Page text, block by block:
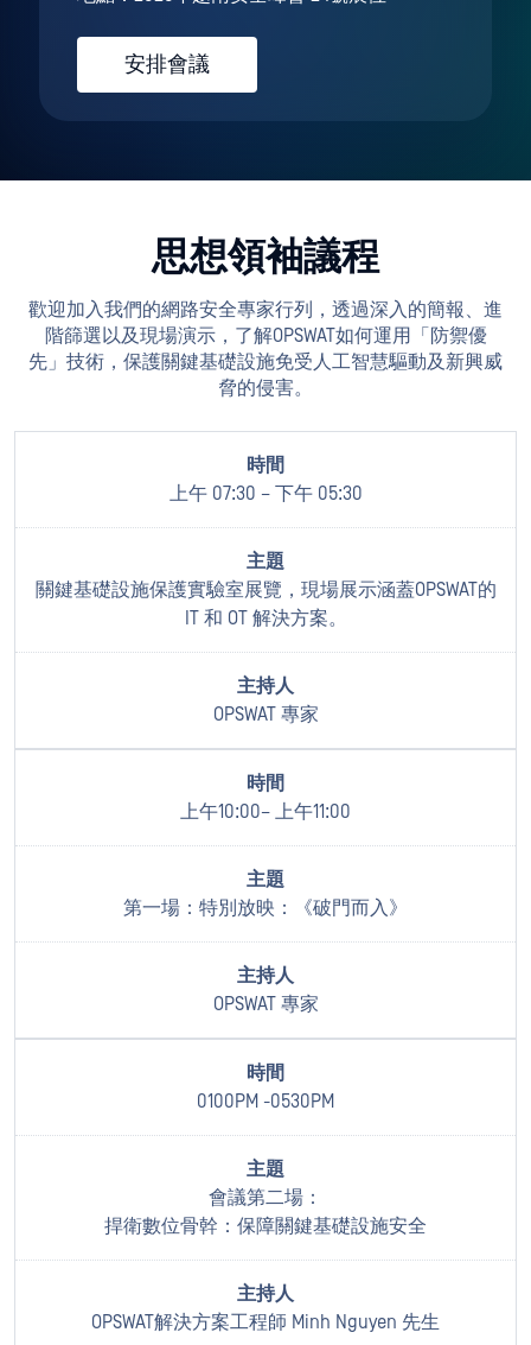
安排會議
思想領袖議程
歡迎加入我們的網路安全專家行列，透過深入的簡報、進
階篩選以及現場演示，了解OPSWAT如何運用「防禦優
先」技術，保護關鍵基礎設施免受人工智慧驅動及新興威
脅的侵害。
上午 07:30 – 下午 05:30
關鍵基礎設施保護實驗室展覽，現場展示涵蓋OPSWAT的
IT 和 OT 解決方案。
OPSWAT 專家
上午10:00– 上午11:00
第一場：特別放映：《破門而入》
OPSWAT 專家
0100PM -0530PM
會議第二場：
捍衛數位骨幹：保障關鍵基礎設施安全
OPSWAT解決方案工程師 Minh Nguyen 先生